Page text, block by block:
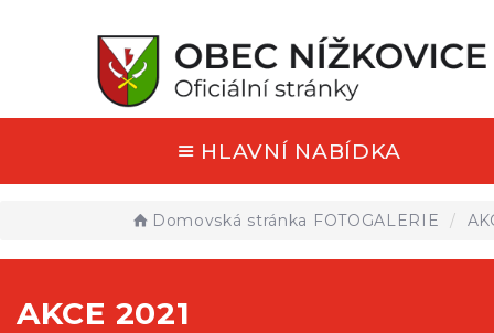
HLAVNÍ NABÍDKA
Domovská stránka FOTOGALERIE
AKCE 2021